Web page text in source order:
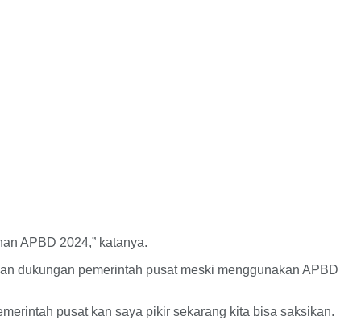
APBD 2024,” katanya.
dukungan pemerintah pusat meski menggunakan APBD
pusat kan saya pikir sekarang kita bisa saksikan.